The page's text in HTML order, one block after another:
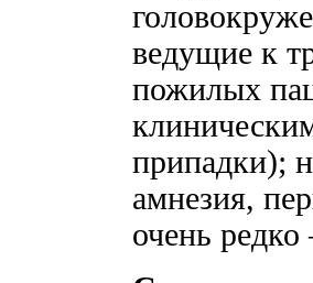
ведущие к
пожилых
припадки);
амнезия,
очень